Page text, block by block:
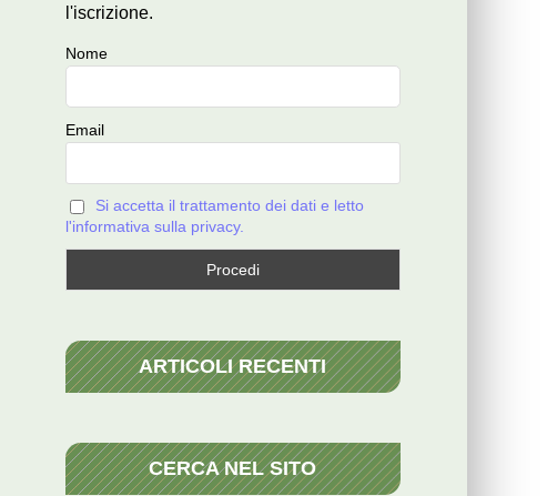
l'iscrizione.
Nome
Email
Si accetta il trattamento dei dati e letto
l'informativa sulla privacy.
ARTICOLI RECENTI
CERCA NEL SITO